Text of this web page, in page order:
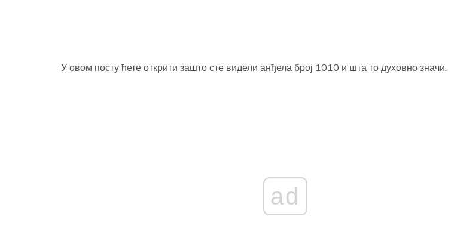
У овом посту ћете открити зашто сте видели анђела број 1010 и шта то духовно значи.
ad